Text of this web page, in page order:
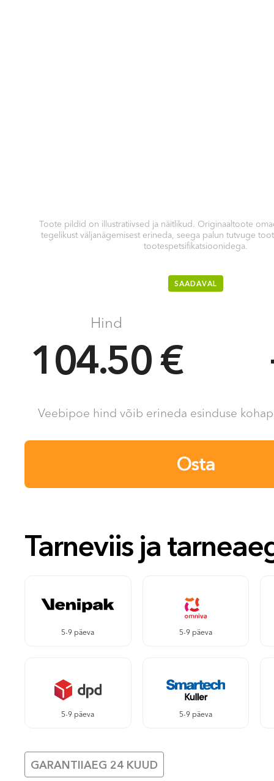
Toote pildid on illustratiivsed ja näitlikud. Originaaltoote
tegelikust väljanägemisest erineda, seega palun tutvuge
tootespetsifikatsioonidega.
SAADAVAL
Hind
104.50 €
Veebipoe hind võib erineda esinduse
Osta
Tarneviis ja
5-9 päeva 5-9 päeva
5-9 päeva 5-9 päeva
GARANTIIAEG 24 KUUD